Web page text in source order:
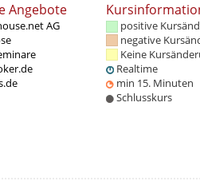
Angebote
AG
positive
negative
Keine
Realtime
min 15. Minuten
Schlusskurs